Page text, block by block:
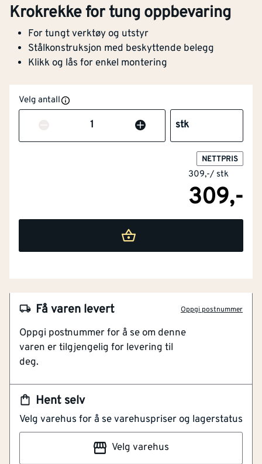
Krokrekke for tung oppbevaring
For tungt verktøy og utstyr
Stålkonstruksjon med beskyttende belegg
Klikk og lås for enkel montering
Velg antall
Antall stk
NETTPRIS
309,-/ stk
309,-
Hent selv
Velg varehus for å se varehuspriser og lagerstatus
Velg varehus
Få varen levert Oppgi postnummer
Oppgi postnummer for å se om denne
varen er tilgjengelig for levering til
deg.
NOBB
60122974
Artikkelnummer
101435774
For tungt verktøy og utstyr
Klikk og lås for enkel montering
Stålkroker for oppbevaring av verktøy og utstyr med
mye vekt.Belegg beskytter krokene og det som
oppbevares.Enkel og rask tilgang.Sikker og enkel
[mm]